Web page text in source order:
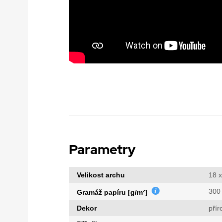
Parametry
Velikost archu 18
Gramáž papíru [g/m²] 300
Dekor